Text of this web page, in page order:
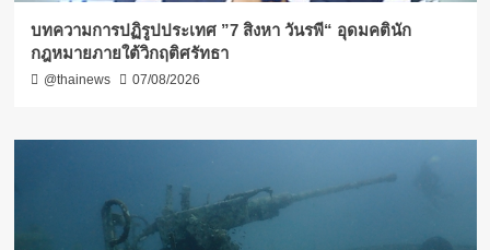
บทความการปฏิรูปประเทศ ”7 สิงหา วันรพี“ อุดมคตินัก
กฎหมายภายใต้วิกฤติศรัทธา
@thainews 07/08/2026